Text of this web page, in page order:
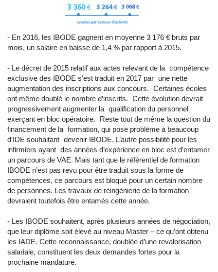
- En 2016, les IBODE gagnent en moyenne 3 176 € bruts par
mois, un salaire en baisse de 1,4 % par rapport à 2015.
- Le décret de 2015 relatif aux actes relevant de la compétence
exclusive des IBODE s’est traduit en 2017 par une nette
augmentation des inscriptions aux concours. Certaines écoles
ont même doublé le nombre d’inscrits. Cette évolution devrait
progressivement augmenter la qualification du personnel
exerçant en bloc opératoire. Reste tout de même la question du
financement de la formation, qui pose problème à beaucoup
d’IDE souhaitant devenir IBODE. L’autre possibilité pour les
infirmiers ayant des années d’expérience en bloc est d’entamer
un parcours de VAE. Mais tant que le référentiel de formation
IBODE n’est pas revu pour être traduit sous la forme de
compétences, ce parcours est bloqué pour un certain nombre
de personnes. Les travaux de réingénierie de la formation
devraient toutefois être entamés cette année.
- Les IBODE souhaitent, après plusieurs années de négociation,
que leur diplôme soit élevé au niveau Master – ce qu’ont obtenu
les IADE. Cette reconnaissance, doublée d’une revalorisation
salariale, constituent les deux demandes fortes pour la
prochaine mandature.